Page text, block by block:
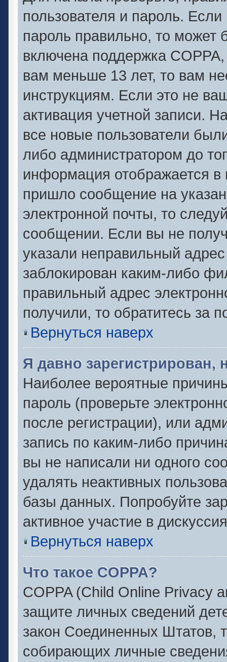
пользователя и пароль.
пароль правильно, то может
включена поддержка
вам меньше 13 лет, то вам
инструкциям. Если это не
активация учетной записи.
все новые пользователи
либо администратором до
информация отображается в
пришло сообщение на
электронной почты, то
сообщении. Если вы не
указали неправильный
заблокирован каким-либо
правильный адрес
получили, то обратитесь
Вернуться наверх
Я давно зарегистрирован,
Наиболее вероятные
пароль (проверьте
после регистрации), или
запись по каким-либо
вы не написали ни одного
удалять неактивных
базы данных. Попробуйте
активное участие в
Вернуться наверх
Что такое COPPA?
COPPA (Child Online Privacy
защите личных сведений
закон Соединенных Штатов,
собирающих личные